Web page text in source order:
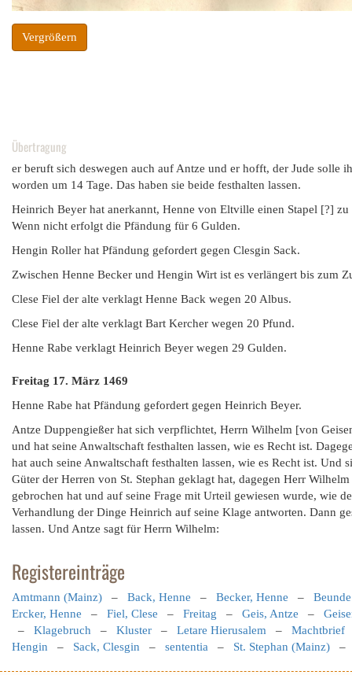
Vergrößern
Übertragung
er beruft sich deswegen auch auf Antze und er hofft, der Jude solle
worden um 14 Tage. Das haben sie beide festhalten lassen.
Heinrich Beyer hat anerkannt, Henne von Eltville einen Stapel [?]
Wenn nicht erfolgt die Pfändung für 6 Gulden.
Hengin Roller hat Pfändung gefordert gegen Clesgin Sack.
Zwischen Henne Becker und Hengin Wirt ist es verlängert bis zum
Clese Fiel der alte verklagt Henne Back wegen 20 Albus.
Clese Fiel der alte verklagt Bart Kercher wegen 20 Pfund.
Henne Rabe verklagt Heinrich Beyer wegen 29 Gulden.
Freitag 17. März 1469
Henne Rabe hat Pfändung gefordert gegen Heinrich Beyer.
Antze Duppengießer hat sich verpflichtet, Herrn Wilhelm [von
und hat seine Anwaltschaft festhalten lassen, wie es Recht ist.
hat auch seine Anwaltschaft festhalten lassen, wie es Recht ist.
Güter der Herren von St. Stephan geklagt hat, dagegen Herr
gebrochen hat und auf seine Frage mit Urteil gewiesen wurde, wie
Verhandlung der Dinge Heinrich auf seine Klage antworten. Dann
lassen. Und Antze sagt für Herrn Wilhelm:
Registereinträge
Amtmann (Mainz) – Back, Henne – Becker, Henne – Beunde
Ercker, Henne – Fiel, Clese – Freitag – Geis, Antze –
– Klagebruch – Kluster – Letare Hierusalem – Machtbrief
Hengin – Sack, Clesgin – sententia – St. Stephan (Mainz)